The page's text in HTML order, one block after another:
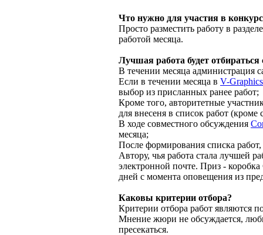
Что нужно для участия в
Просто разместить работу в
работой месяца.
Лучшая работа будет
В течении месяца администрация
Если в течении месяца в V-Graphics
выбор из присланных ранее работ;
Кроме того, авторитетные
для внесеня в список работ (кроме
В ходе совместного обсуждения
месяца;
После формирования списка
Автору, чья работа стала лучшей
электронной почте. Приз -
дней с момента оповещения из
Каковы критерии отбора?
Критерии отбора работ являются
Мнение жюри не обсуждается,
пресекаться.